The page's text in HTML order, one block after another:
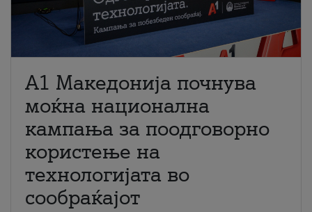
A1 Македонија почнува
моќна национална
кампања за поодговорно
користење на
технологијата во
сообраќајот